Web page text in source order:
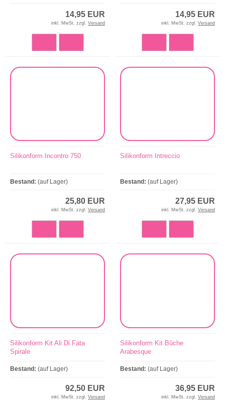
14,95 EUR
inkl. MwSt. zzgl. Versand
14,95 EUR
inkl. MwSt. zzgl. Versand
Silikonform Incontro 750
Bestand: (auf Lager)
25,80 EUR
inkl. MwSt. zzgl. Versand
Silikonform Intreccio
Bestand: (auf Lager)
27,95 EUR
inkl. MwSt. zzgl. Versand
Silikonform Kit Ali Di Fata
Spirale
Bestand: (auf Lager)
92,50 EUR
inkl. MwSt. zzgl. Versand
Silikonform Kit Bûche
Arabesque
Bestand: (auf Lager)
36,95 EUR
inkl. MwSt. zzgl. Versand